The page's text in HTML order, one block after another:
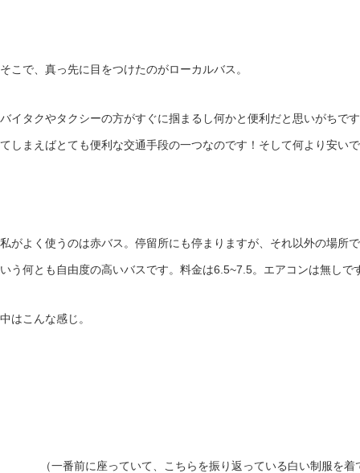
そこで、真っ先に目をつけたのがローカルバス。
バイタクやタクシーの方がすぐに掴まるし何かと便利だと思いがちで
てしまえばとても便利な交通手段の一つなのです！そして何より安い
私がよく使うのは赤バス。停留所にも停まりますが、それ以外の場所
いう何とも自由度の高いバスです。料金は6.5~7.5。エアコンは無しで
中はこんな感じ。
（一番前に座っていて、こちらを振り返っている白い制服を